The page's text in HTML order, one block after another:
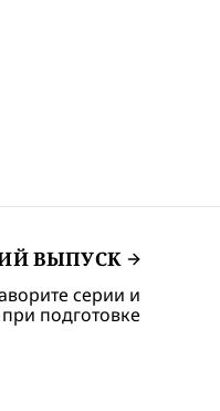
ВЫПУСК
серии и
подготовке